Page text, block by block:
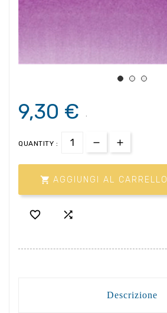
9,30 € .
QUANTITY :
 AGGIUNGI AL CARRELLO
 
Descrizione